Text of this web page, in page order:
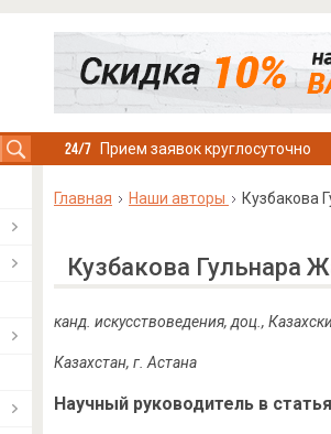
Прием заявок круглосуточно
Главная Наши авторы Кузбакова
Кузбакова Гульнара
канд. искусствоведения, доц.,
Казахстан, г. Астана
Научный руководитель в